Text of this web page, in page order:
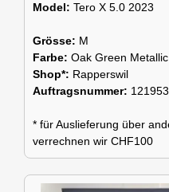
Model: Tero X 5.0 2023
Grösse: M
Farbe: Oak Green
Shop*: Rapperswil
Auftragsnummer:
* für Auslieferung über
verrechnen wir CHF100